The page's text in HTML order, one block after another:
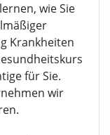
wie Sie
Krankheiten
für Sie.
wir